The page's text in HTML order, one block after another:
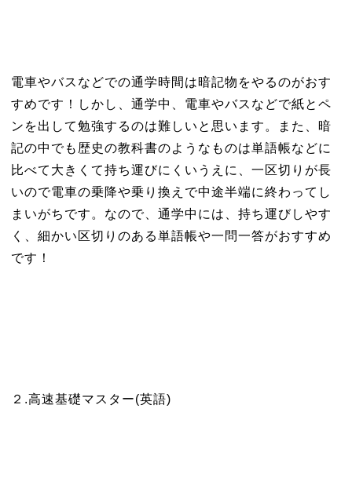
電車やバスなどでの通学時間は暗記物をやるのがおす
すめです！しかし、通学中、電車やバスなどで紙とペ
ンを出して勉強するのは難しいと思います。また、暗
記の中でも歴史の教科書のようなものは単語帳などに
比べて大きくて持ち運びにくいうえに、一区切りが長
いので電車の乗降や乗り換えで中途半端に終わってし
まいがちです。なので、通学中には、持ち運びしやす
く、細かい区切りのある単語帳や一問一答がおすすめ
です！
２.高速基礎マスター(英語)